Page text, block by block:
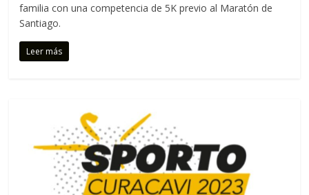
familia con una competencia de 5K previo al Maratón de
Santiago.
Leer más